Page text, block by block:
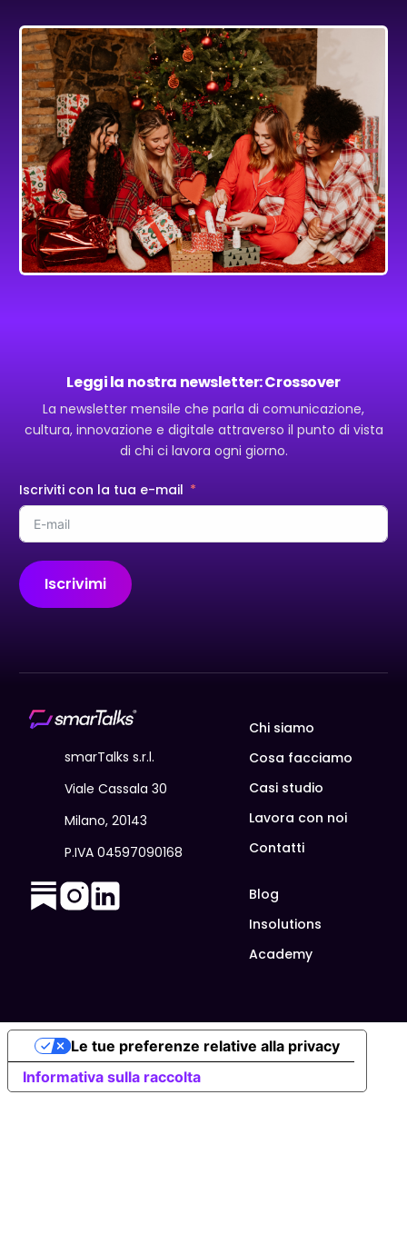
Leggi la nostra newsletter: Crossover
La newsletter mensile che parla di comunicazione,
cultura, innovazione e digitale attraverso il punto di vista
di chi ci lavora ogni giorno.
Iscriviti con la tua e-mail
Iscrivimi
smarTalks s.r.l.
Viale Cassala 30
Milano, 20143
P.IVA 04597090168
Chi siamo
Cosa facciamo
Casi studio
Lavora con noi
Contatti
Blog
Insolutions
Academy
Informativa sulla raccolta
Le tue preferenze relative alla privacy